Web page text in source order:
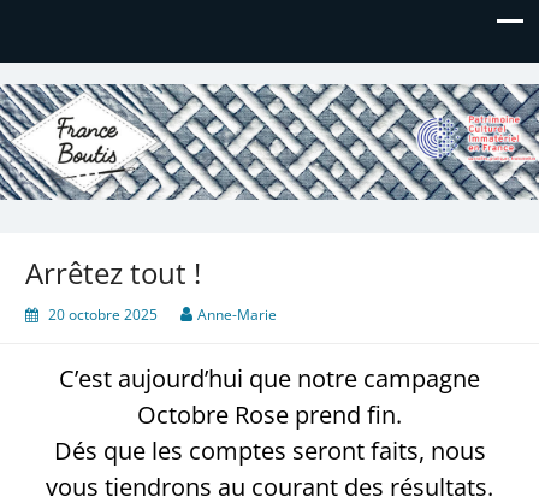
France Boutis
Le site de France Boutis
Arrêtez tout !
20 octobre 2025 Anne-Marie
C’est aujourd’hui que notre campagne
Octobre Rose prend fin.
Dés que les comptes seront faits, nous
vous tiendrons au courant des résultats.